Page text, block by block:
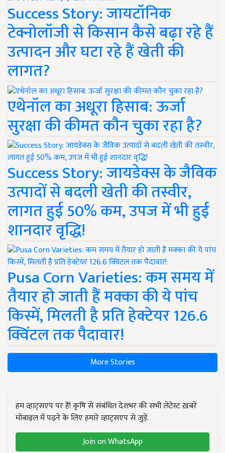
Success Story: जायटॉनिक
टेक्नोलॉजी से किसान कैसे बढ़ा रहे हैं
उत्पादन और घटा रहे हैं खेती की
लागत?
एथेनॉल का अधूरा हिसाब: ऊर्जा
सुरक्षा की कीमत कौन चुका रहा है?
Success Story: जायडेक्स के जैविक
उत्पादों से बदली खेती की तस्वीर,
लागत हुई 50% कम, उपज में भी हुई
शानदार वृद्धि!
Pusa Corn Varieties: कम समय में
तैयार हो जाती हैं मक्का की ये पांच
किस्में, मिलती है प्रति हेक्टेयर 126.6
क्विंटल तक पैदावार!
More Stories
हम व्हाट्सएप पर हैं! कृषि से संबंधित देशभर की सभी लेटेस्ट ख़बरें
मोबाइल में पढ़ने के लिए हमारे व्हाट्सएप से जुड़ें.
Join on WhatsApp